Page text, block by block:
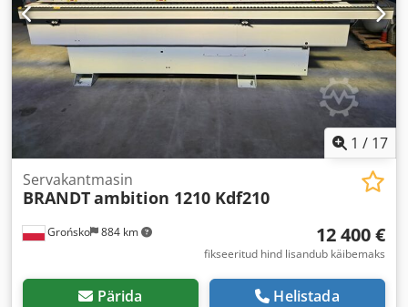
1 / 17
Grońsko 884 km
Servakantmasin
BRANDTambition 1210 Kdf210
12 400 €
fikseeritud hind lisandub käibemaks
Pärida Helistada